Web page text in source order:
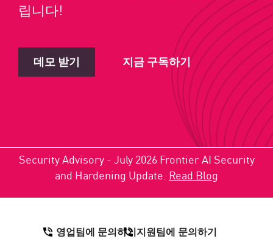
립니다!
데모 받기 지금 구독하기
Security Advisory - July 2026 Frontier AI Security
and Hardening Update. Read Blog
영업팀에 문의하기지원팀에 문의하기